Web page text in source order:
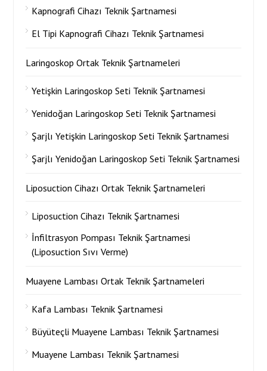
Kapnografi Cihazı Teknik Şartnamesi
El Tipi Kapnografi Cihazı Teknik Şartnamesi
Laringoskop Ortak Teknik Şartnameleri
Yetişkin Laringoskop Seti Teknik Şartnamesi
Yenidoğan Laringoskop Seti Teknik Şartnamesi
Şarjlı Yetişkin Laringoskop Seti Teknik Şartnamesi
Şarjlı Yenidoğan Laringoskop Seti Teknik Şartnamesi
Liposuction Cihazı Ortak Teknik Şartnameleri
Liposuction Cihazı Teknik Şartnamesi
İnfiltrasyon Pompası Teknik Şartnamesi
(Liposuction Sıvı Verme)
Muayene Lambası Ortak Teknik Şartnameleri
Kafa Lambası Teknik Şartnamesi
Büyüteçli Muayene Lambası Teknik Şartnamesi
Muayene Lambası Teknik Şartnamesi